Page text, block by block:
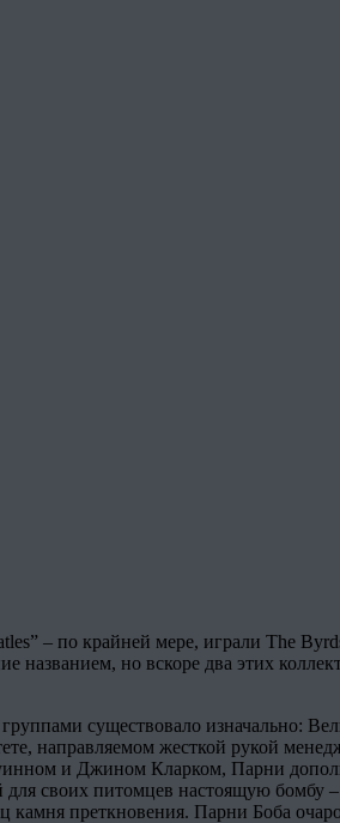
– по крайней мере, играли The
названием, но вскоре два этих
существовало изначально:
направляемом жесткой рукой
и Джином Кларком, Парни
своих питомцев настоящую
камня преткновения. Парни Боба